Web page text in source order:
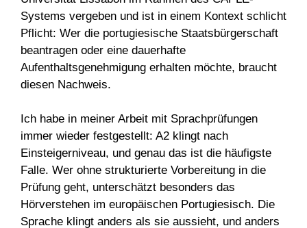
Systems vergeben und ist in einem Kontext schlicht
Pflicht: Wer die portugiesische Staatsbürgerschaft
beantragen oder eine dauerhafte
Aufenthaltsgenehmigung erhalten möchte, braucht
diesen Nachweis.
Ich habe in meiner Arbeit mit Sprachprüfungen
immer wieder festgestellt: A2 klingt nach
Einsteigerniveau, und genau das ist die häufigste
Falle. Wer ohne strukturierte Vorbereitung in die
Prüfung geht, unterschätzt besonders das
Hörverstehen im europäischen Portugiesisch. Die
Sprache klingt anders als sie aussieht, und anders